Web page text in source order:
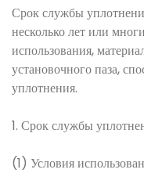
Срок службы
несколько лет или
использования,
установочного паза,
уплотнения.
1. Срок службы
(1) Условия